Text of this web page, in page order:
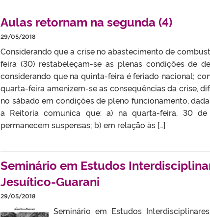
Aulas retornam na segunda (4)
29/05/2018
Considerando que a crise no abastecimento de
feira (30) restabeleçam-se as plenas condições de
considerando que na quinta-feira é feriado nacional;
quarta-feira amenizem-se as consequências da crise,
no sábado em condições de pleno funcionamento,
a Reitoria comunica que: a) na quarta-feira, 30
permanecem suspensas; b) em relação às […]
Seminário em Estudos
Jesuítico-Guarani
29/05/2018
Seminário em Estudos